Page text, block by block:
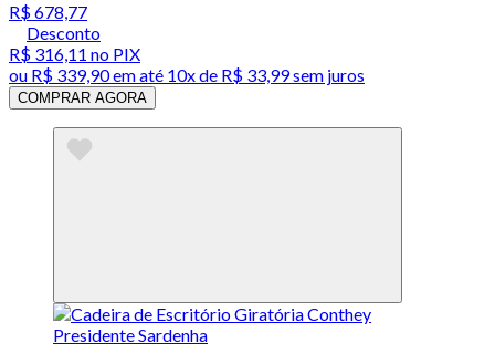
R$ 678,77
Desconto
R$ 316,11 no PIX
ou R$ 339,90em até 10x de R$ 33,99 sem juros
COMPRAR AGORA